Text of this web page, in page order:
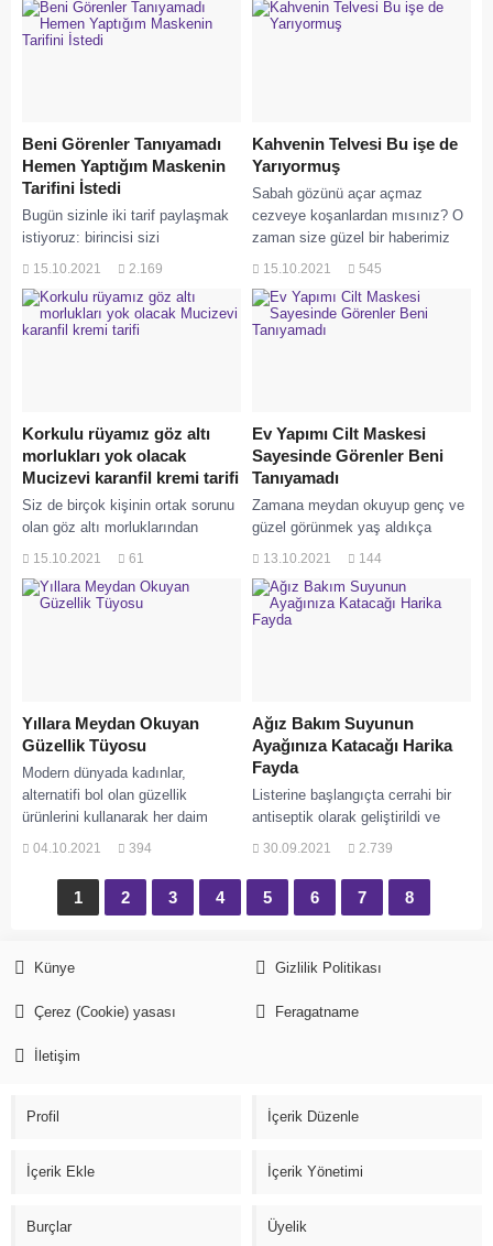
Beni Görenler Tanıyamadı
Hemen Yaptığım Maskenin
Tarifini İstedi
Bugün sizinle iki tarif paylaşmak
istiyoruz: birincisi sizi
kırışıklıklardan kurtaracak, ikincisi
kurtulmanıza yardımcı olacak.
Kombine sonuç,...
15.10.2021 2.169
Kahvenin Telvesi Bu işe de
Yarıyormuş
Sabah gözünü açar açmaz
cezveye koşanlardan mısınız? O
zaman size güzel bir haberimiz
var! Kahve, günümüzde cilt
15.10.2021 545
Korkulu rüyamız göz altı
morlukları yok olacak
Mucizevi karanfil kremi tarifi
Siz de birçok kişinin ortak sorunu
olan göz altı morluklarından
şikayetçiyseniz doğru yerdesiniz.
yapabileceğiniz karanfil kremi
15.10.2021 61
Ev Yapımı Cilt Maskesi
Sayesinde Görenler Beni
Tanıyamadı
Zamana meydan okuyup genç ve
güzel görünmek yaş aldıkça
insanlar için oldukça önemli
birlikte başlayan...
13.10.2021 144
Yıllara Meydan Okuyan
Güzellik Tüyosu
Modern dünyada kadınlar,
alternatifi bol olan güzellik
ürünlerini kullanarak her daim
kozmetik bu...
04.10.2021 394
Ağız Bakım Suyunun
Ayağınıza Katacağı Harika
Fayda
Listerine başlangıçta cerrahi bir
antiseptik olarak geliştirildi ve
size sıkıntı...
30.09.2021 2.739
1 2 3 4 5 6 7 8
Künye Gizlilik Politikası
Çerez (Cookie) yasası Feragatname
İletişim
Profil İçerik Düzenle
İçerik Ekle İçerik Yönetimi
Burçlar Üyelik